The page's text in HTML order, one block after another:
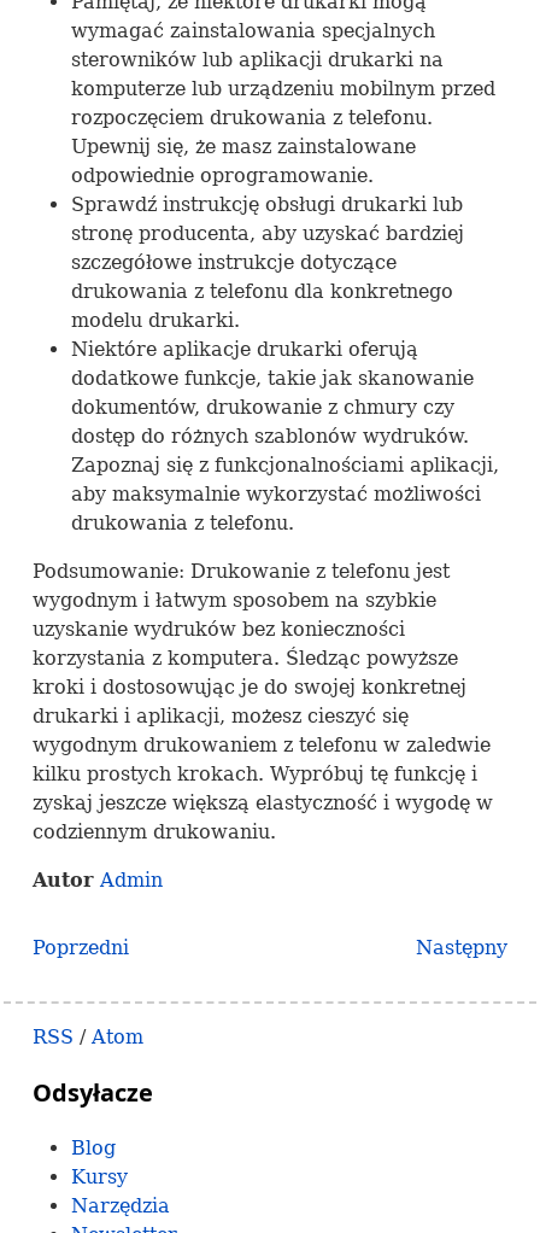
wymagać zainstalowania specjalnych
sterowników lub aplikacji drukarki na
komputerze lub urządzeniu mobilnym przed
rozpoczęciem drukowania z telefonu.
Upewnij się, że masz zainstalowane
odpowiednie oprogramowanie.
Sprawdź instrukcję obsługi drukarki lub
stronę producenta, aby uzyskać bardziej
szczegółowe instrukcje dotyczące
drukowania z telefonu dla konkretnego
modelu drukarki.
Niektóre aplikacje drukarki oferują
dodatkowe funkcje, takie jak skanowanie
dokumentów, drukowanie z chmury czy
dostęp do różnych szablonów wydruków.
Zapoznaj się z funkcjonalnościami aplikacji,
aby maksymalnie wykorzystać możliwości
drukowania z telefonu.
Podsumowanie: Drukowanie z telefonu jest
wygodnym i łatwym sposobem na szybkie
uzyskanie wydruków bez konieczności
korzystania z komputera. Śledząc powyższe
kroki i dostosowując je do swojej konkretnej
drukarki i aplikacji, możesz cieszyć się
wygodnym drukowaniem z telefonu w zaledwie
kilku prostych krokach. Wypróbuj tę funkcję i
zyskaj jeszcze większą elastyczność i wygodę w
codziennym drukowaniu.
AutorAdmin
Poprzedni Następny
RSS /Atom
Odsyłacze
Blog
Kursy
Narzędzia